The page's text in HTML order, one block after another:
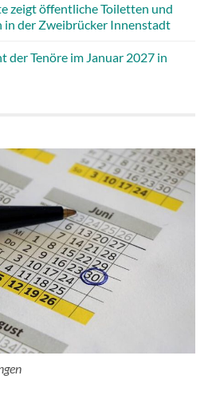
zeigt öffentliche Toiletten und
der Zweibrücker Innenstadt
der Tenöre im Januar 2027 in